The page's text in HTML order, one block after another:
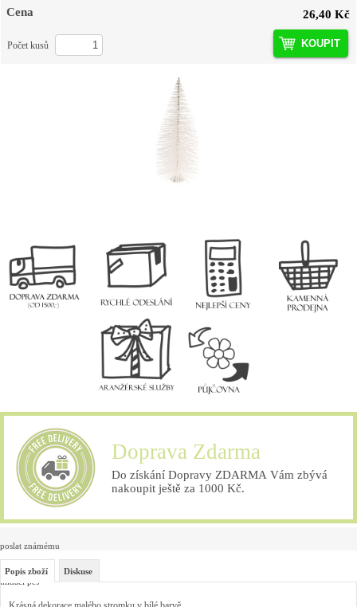
Cena 26,40 Kč
KOUPIT
Počet kusů
Doprava Zdarma
Do získání Dopravy ZDARMA Vám zbývá
nakoupit ještě za 1000 Kč.
poslat známému
hlídací pes
Popis zboží Diskuse